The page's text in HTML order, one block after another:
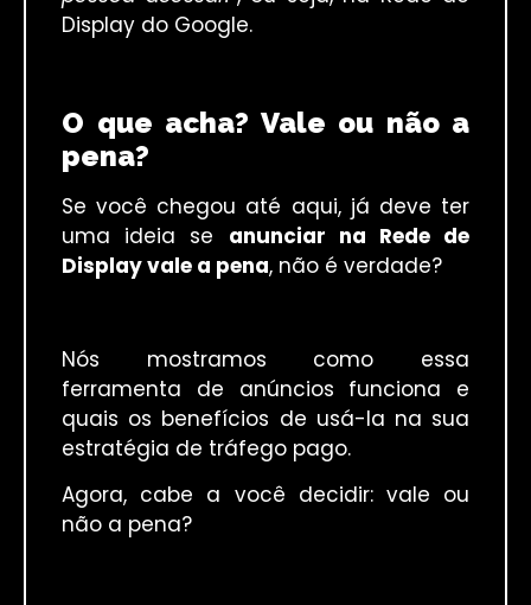
Display do Google.
O que acha? Vale ou não a
pena?
Se você chegou até aqui, já deve ter
uma ideia se anunciar na Rede de
Display vale a pena, não é verdade?
Nós mostramos como essa
ferramenta de anúncios funciona e
quais os benefícios de usá-la na sua
estratégia de tráfego pago.
Agora, cabe a você decidir: vale ou
não a pena?